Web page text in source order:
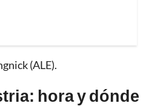
(ALE).
hora y dónde